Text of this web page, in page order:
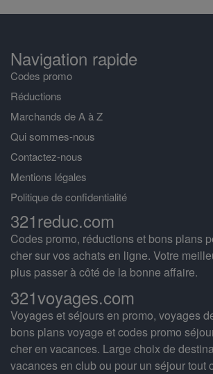
Navigation rapide
Codes promo
Réductions
Marchands de A à Z
Qui sommes-nous
Contactez-nous
Mentions légales
Politique de confidentialité
321reduc.com
Codes promo, réductions et bons plans
cher sur vos achats en ligne. Votre
plus passer à côté de la bonne affaire.
321voyages.com
Voyages et séjours en promo, voyages
bons plans voyage et codes promo
cher en vacances. Large choix de
vacances en club ou pour un séjour tout